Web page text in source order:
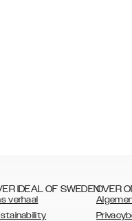
IDEAL OF SWEDEN
verhaal
OVER